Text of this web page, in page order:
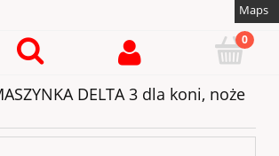
DELTA 3 dla koni, noże